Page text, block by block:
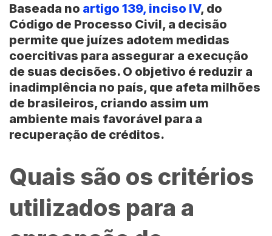
Baseada no artigo 139, inciso IV, do
Código de Processo Civil, a decisão
permite que juízes adotem medidas
coercitivas para assegurar a execução
de suas decisões. O objetivo é reduzir a
inadimplência no país, que afeta milhões
de brasileiros, criando assim um
ambiente mais favorável para a
recuperação de créditos.
Quais são os critérios
utilizados para a